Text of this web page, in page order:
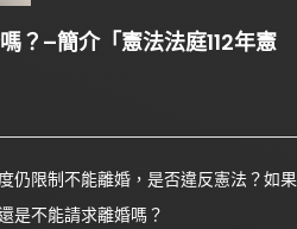
？–簡介「憲法法庭112年憲
仍限制不能離婚，是否違反憲法？如果
是不能請求離婚嗎？